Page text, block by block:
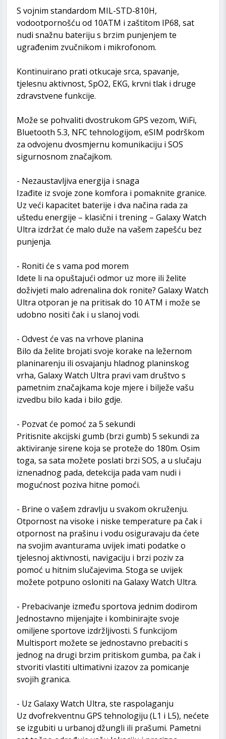
S vojnim standardom MIL-STD-810H,
vodootpornošću od 10ATM i zaštitom IP68, sat
nudi snažnu bateriju s brzim punjenjem te
ugrađenim zvučnikom i mikrofonom.
Kontinuirano prati otkucaje srca, spavanje,
tjelesnu aktivnost, SpO2, EKG, krvni tlak i druge
zdravstvene funkcije.
Može se pohvaliti dvostrukom GPS vezom, WiFi,
Bluetooth 5.3, NFC tehnologijom, eSIM podrškom
za odvojenu dvosmjernu komunikaciju i SOS
sigurnosnom značajkom.
- Nezaustavljiva energija i snaga
Izađite iz svoje zone komfora i pomaknite granice.
Uz veći kapacitet baterije i dva načina rada za
uštedu energije – klasični i trening – Galaxy Watch
Ultra izdržat će malo duže na vašem zapešću bez
punjenja.
- Roniti će s vama pod morem
Idete li na opuštajući odmor uz more ili želite
doživjeti malo adrenalina dok ronite? Galaxy Watch
Ultra otporan je na pritisak do 10 ATM i može se
udobno nositi čak i u slanoj vodi.
- Odvest će vas na vrhove planina
Bilo da želite brojati svoje korake na ležernom
planinarenju ili osvajanju hladnog planinskog
vrha, Galaxy Watch Ultra pravi vam društvo s
pametnim značajkama koje mjere i bilježe vašu
izvedbu bilo kada i bilo gdje.
- Pozvat će pomoć za 5 sekundi
Pritisnite akcijski gumb (brzi gumb) 5 sekundi za
aktiviranje sirene koja se proteže do 180m. Osim
toga, sa sata možete poslati brzi SOS, a u slučaju
iznenadnog pada, detekcija pada vam nudi i
mogućnost poziva hitne pomoći.
- Brine o vašem zdravlju u svakom okruženju.
Otpornost na visoke i niske temperature pa čak i
otpornost na prašinu i vodu osiguravaju da ćete
na svojim avanturama uvijek imati podatke o
tjelesnoj aktivnosti, navigaciju i brzi poziv za
pomoć u hitnim slučajevima. Stoga se uvijek
možete potpuno osloniti na Galaxy Watch Ultra.
- Prebacivanje između sportova jednim dodirom
Jednostavno mijenjajte i kombinirajte svoje
omiljene sportove izdržljivosti. S funkcijom
Multisport možete se jednostavno prebaciti s
jednog na drugi brzim pritiskom gumba, pa čak i
stvoriti vlastiti ultimativni izazov za pomicanje
svojih granica.
- Uz Galaxy Watch Ultra, ste raspolaganju
Uz dvofrekventnu GPS tehnologiju (L1 i L5), nećete
se izgubiti u urbanoj džungli ili prašumi. Pametni